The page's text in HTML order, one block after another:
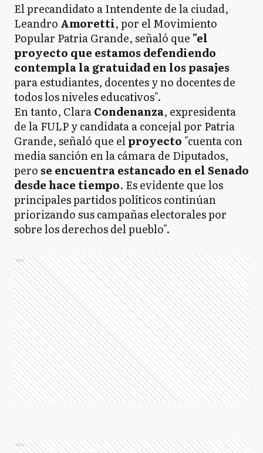
El precandidato a Intendente de la ciudad,
Leandro Amoretti, por el Movimiento
Popular Patria Grande, señaló que "el
proyecto que estamos defendiendo
contempla la gratuidad en los pasajes
para estudiantes, docentes y no docentes de
todos los niveles educativos".
En tanto, ClaraCondenanza, expresidenta
de la FULP y candidata a concejal por Patria
Grande, señaló que elproyecto "cuenta con
media sanción en la cámara de Diputados,
pero se encuentra estancado en el Senado
desde hace tiempo. Es evidente que los
principales partidos políticos continúan
priorizando sus campañas electorales por
sobre los derechos del pueblo".
Ads
Ads